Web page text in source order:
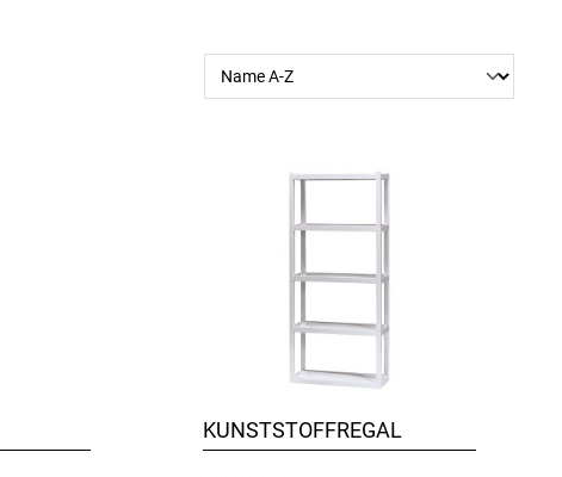
KUNSTSTOFFREGAL